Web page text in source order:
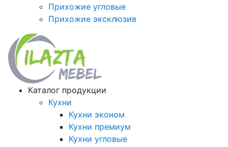
Прихожие угловые
Прихожие эксклюзив
Каталог продукции
Кухни
Кухни эконом
Кухни премиум
Кухни угловые